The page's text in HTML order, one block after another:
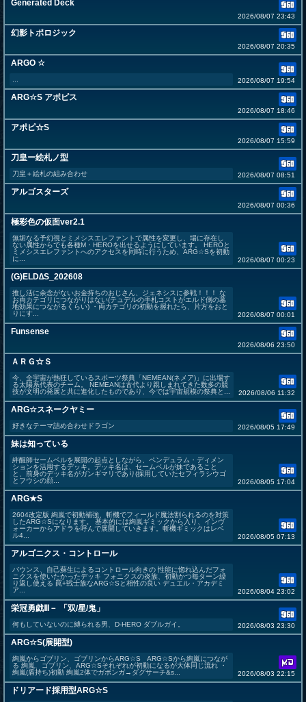
Generated Deck
2026/08/07 23:43
幻影トポロジック
2026/08/07 20:35
ARGO ☆
... 2026/08/07 19:54
ARG☆S アポピス
2026/08/07 18:46
アポピ☆S
2026/08/07 15:59
刀皇ー絵札ノ型
刀皇＋絵札の組み合わせ 2026/08/07 08:51
アルゴスターズ
2026/08/07 00:36
極彩色の仮面ver2.1
無垢なる予幻視とミメシスエレファントで属性を変更し、場に存在し
ない属性からでも各種M・HEROを出せるようにしています。 HEROと
ミメシスエレファントへのアクセスを同時に行うため、ARG☆Sを初動
に...
2026/08/07 00:23
(G)ELD∆S_202608
推し活に余念がないお金持ちのおじさん、ジェネシスに参戦！！！ な
お両カテゴリにつながりはない(テュデルの手札コストがエルド側の墓
地効果につながるくらい) ・両カテゴリの初動を握れたら、片方をおと
りにす...
2026/08/07 00:01
Funsense
2026/08/06 23:50
ＡＲＧ☆Ｓ
今、全宇宙が熱狂しているスポーツ祭典「NEMEAN(ネメア)」に出場す
る太陽系代表のチーム。 NEMEANは古代より親しまれてきた数多の競
技が文明の発展と共に進化したものであり、今では宇宙規模の祭典と...
2026/08/06 11:32
ARG☆スネークヤミー
好きなテーマ詰め合わせドラゴン 2026/08/05 17:49
妹は知っている
絆醒師セームベルを展開の起点としながら、ペンデュラム・ディメン
ションを活用するデッキ。デッキ名は、セームベルが妹であること
と、前身のデッキ名がガンギマリであり(採用していたセフィラシウゴ
とフウシの顔...
2026/08/05 17:04
ARG★S
2604改定版 絢嵐で初動補強、斬機でフィールド魔法割られるのを対策
したARG☆Sになります。 基本的には絢嵐ギミックから入り、インヴ
ォーカーからアドラを呼んで展開していきます。斬機ギミックはレベ
ル4...
2026/08/05 07:13
アルゴニクス・コントロール
バウンス、自己蘇生によるコントロール向きの 性能に惚れ込んだフォ
ニクスを使いたかったデッキ フォニクスの炎族、初動かつ毎ターン繰
り返し使える 罠+戦士族なARG☆Sと相性の良い デュエル・アカデミ
ア...
2026/08/04 23:02
栄冠勇戯Ⅲ－ 「双/星/鬼」
何もしていないのに縛られる男、D-HERO ダブルガイ。 2026/08/03 23:30
ARG☆S(展開型)
絢嵐からゴブリン、ゴブリンからARG☆S ARG☆Sから絢嵐につなが
る 絢嵐、ゴブリン、ARG☆Sそれぞれが初動になるが大体同じ流れ ・
絢嵐(盾持ち)初動 絢嵐2体でガボンガ→ダグサーチ&s...
2026/08/03 22:15
ドリアード採用型ARG☆S